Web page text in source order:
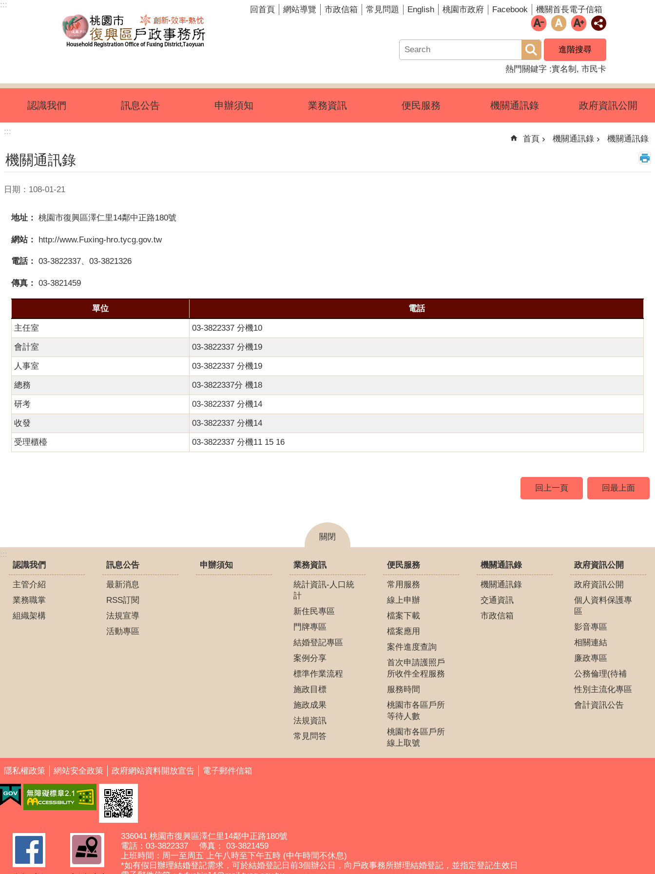
跳到主要內容區塊
:::
回首頁 網站導覽 市政信箱 常見問題 English 桃園市政府 Facebook 機關首長電子信箱
進階搜尋
熱門關鍵字 實名制 市民卡
認識我們 訊息公告 申辦須知 業務資訊 便民服務 機關通訊錄 政府資訊公開
:::
首頁 機關通訊錄 機關通訊錄
機關通訊錄
日期：108-01-21
地址： 桃園市復興區澤仁里14鄰中正路180號
網站： http://www.Fuxing-hro.tycg.gov.tw
電話： 03-3822337、03-3821326
傳真： 03-3821459
單位 電話
主任室 03-3822337 分機10
會計室 03-3822337 分機19
人事室 03-3822337 分機19
總務 03-3822337分 機18
研考 03-3822337 分機14
收發 03-3822337 分機14
受理櫃檯 03-3822337 分機11 15 16
回上一頁 回最上面
關閉
:::
認識我們
主管介紹
業務職掌
組織架構
訊息公告
最新消息
RSS訂閱
法規宣導
活動專區
申辦須知 業務資訊
統計資訊-人口統
計
新住民專區
門牌專區
結婚登記專區
案例分享
標準作業流程
施政目標
施政成果
法規資訊
常見問答
便民服務
常用服務
線上申辦
檔案下載
檔案應用
案件進度查詢
首次申請護照戶
所收件全程服務
服務時間
桃園市各區戶所
等待人數
桃園市各區戶所
線上取號
機關通訊錄
機關通訊錄
交通資訊
市政信箱
政府資訊公開
政府資訊公開
個人資料保護專
區
影音專區
相關連結
廉政專區
公務倫理(待補
性別主流化專區
會計資訊公告
隱私權政策 網站安全政策 政府網站資料開放宣告 電子郵件信箱
336041 桃園市復興區澤仁里14鄰中正路180號
電話：03-3822337 傳真： 03-3821459
上班時間：周一至周五 上午八時至下午五時 (中午時間不休息)
*如有假日辦理結婚登記需求，可於結婚登記日前3個辦公日，向戶政事務所辦理結婚登記，並指定登記生效日